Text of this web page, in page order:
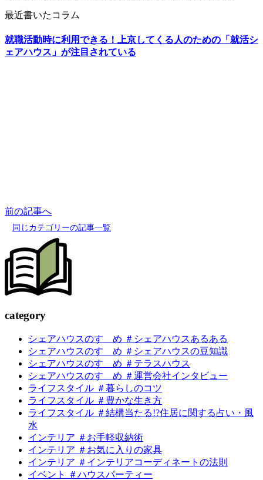
最近書いたコラム
就職活動時に利用できる！上京してくる人のための「就活シ
ェアハウス」が注目されている
前の記事へ
同じカテゴリーの記事一覧
category
シェアハウスのすゝめ ＃シェアハウスあるある
シェアハウスのすゝめ ＃シェアハウスの豆知識
シェアハウスのすゝめ ＃テラスハウス
シェアハウスのすゝめ ＃運営会社インタビュー
ライフスタイル ＃暮らしのコツ
ライフスタイル ＃豊かな生き方
ライフスタイル ＃結構当たる!?住居に関する占い・風
水
インテリア ＃お手軽収納術
インテリア ＃お気に入りの家具
インテリア ＃インテリアコーディネートの法則
イベント ＃ハウスパーティー